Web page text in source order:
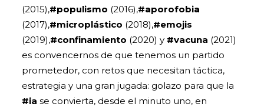
(2015),#populismo (2016),#aporofobia
(2017),#microplástico (2018),#emojis
(2019),#confinamiento (2020) y #vacuna (2021)
es convencernos de que tenemos un partido
prometedor, con retos que necesitan táctica,
estrategia y una gran jugada: golazo para que la
#ia se convierta, desde el minuto uno, en